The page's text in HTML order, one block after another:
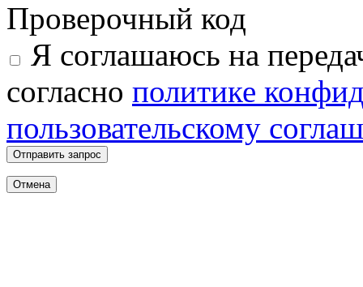
Проверочный код
Я соглашаюсь на
согласно политике
пользовательскому
Отправить запрос
Отмена